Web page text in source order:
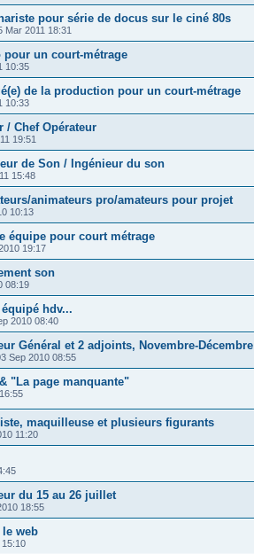
pour série de docus sur le ciné 80s
Mar 2011 18:31
pour un court-métrage
10:35
de la production pour un court-métrage
10:33
/ Chef Opérateur
19:51
de Son / Ingénieur du son
15:48
animateurs pro/amateurs pour projet
10:13
équipe pour court métrage
19:17
son
08:19
hdv...
2010 08:40
Général et 2 adjoints, Novembre-Décembre
Sep 2010 08:55
"La page manquante"
maquilleuse et plusieurs figurants
11:20
du 15 au 26 juillet
18:55
web